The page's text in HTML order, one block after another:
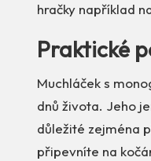
hračky například
Praktické
Muchláček s
dnů života. Jeho
důležité zejména
připevníte na